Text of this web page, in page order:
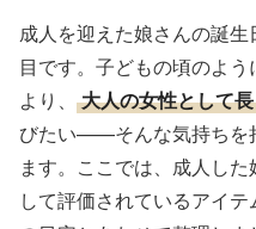
成人を迎えた娘さんの誕
目です。子どもの頃のよ
より、
大人の女性として
びたい——そんな気持ちを
ます。ここでは、成人し
して評価されているアイ